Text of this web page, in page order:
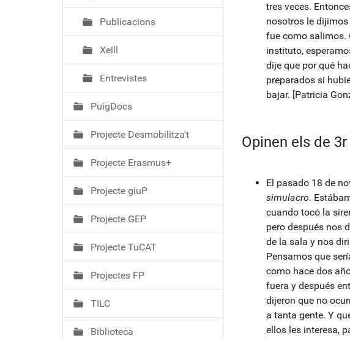
tres veces.
nosotros le
fue como salimos.
instituto,
dije que por qué
preparados si
bajar. [Patricia
Opinen els de 3r
El pasado 18 de
simulacro.
cuando tocó la
pero después nos
de la sala y nos
Pensamos que
como hace dos
fuera y después
dijeron que no
a tanta gente. Y
ellos les interesa,
Publicacions
Xeill
Entrevistes
PuigDocs
Projecte Desmobilitza't
Projecte Erasmus+
Projecte giuP
Projecte GEP
Projecte TuCAT
Projectes FP
TILC
Biblioteca